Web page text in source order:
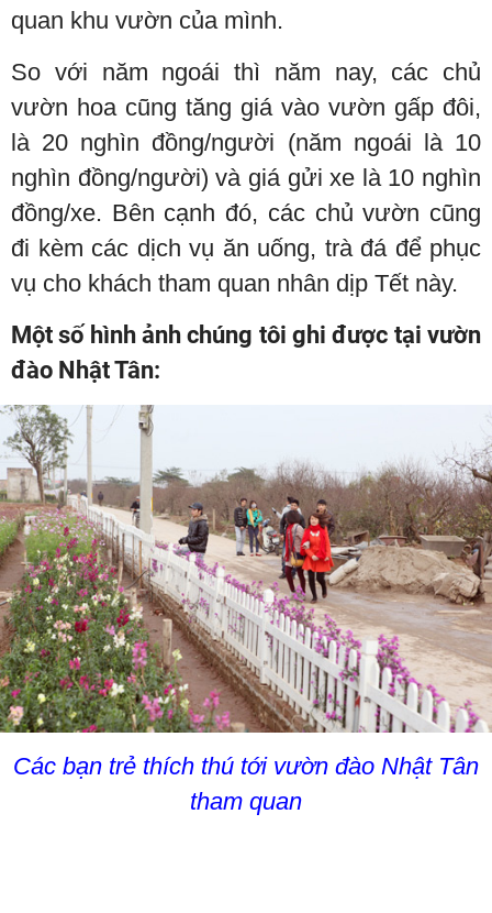
quan khu vườn của mình.
So với năm ngoái thì năm nay, các chủ
vườn hoa cũng tăng giá vào vườn gấp đôi,
là 20 nghìn đồng/người (năm ngoái là 10
nghìn đồng/người) và giá gửi xe là 10 nghìn
đồng/xe. Bên cạnh đó, các chủ vườn cũng
đi kèm các dịch vụ ăn uống, trà đá để phục
vụ cho khách tham quan nhân dịp Tết này.
Một số hình ảnh chúng tôi ghi được tại vườn
đào Nhật Tân:
Các bạn trẻ thích thú tới vườn đào Nhật Tân
tham quan